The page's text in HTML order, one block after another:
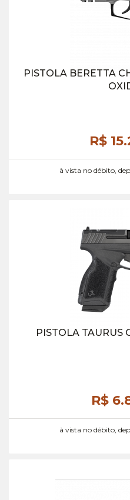
PISTOLA BERETTA
R$
à vista no débito,
PISTOLA TAURUS
R$
à vista no débito,